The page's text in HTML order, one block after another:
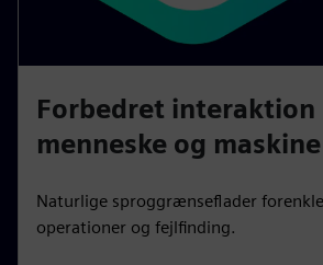
Forbedret interaktion
menneske og maskine
Naturlige sproggrænseflader
operationer og fejlfinding.